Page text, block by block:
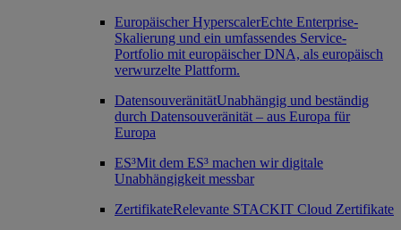
Europäischer HyperscalerEchte Enterprise-
Skalierung und ein umfassendes Service-
Portfolio mit europäischer DNA, als europäisch
verwurzelte Plattform.
DatensouveränitätUnabhängig und beständig
durch Datensouveränität – aus Europa für
Europa
ES³Mit dem ES³ machen wir digitale
Unabhängigkeit messbar
ZertifikateRelevante STACKIT Cloud Zertifikate